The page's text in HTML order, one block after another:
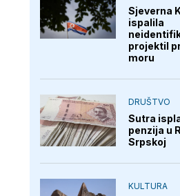
Sjeverna
ispalila
projektil
moru
DRUŠTVO
Sutra
penzija u
Srpskoj
KULTURA